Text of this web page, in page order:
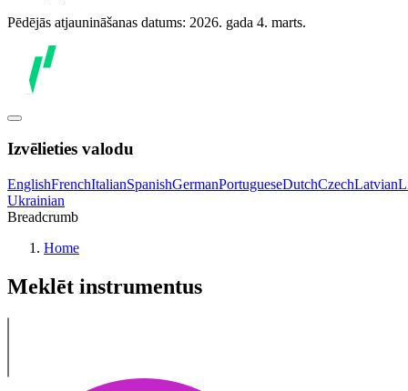
Pēdējās atjaunināšanas datums: 2026. gada 4. marts.
Izvēlieties valodu
EnglishFrenchItalianSpanishGermanPortugueseDutchCzechLatvian
Ukrainian
Breadcrumb
Home
Meklēt instrumentus